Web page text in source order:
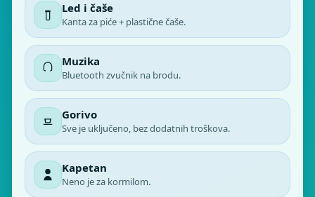
Led i čaše
Kanta za piće + plastične čaše.
Muzika
Bluetooth zvučnik na brodu.
Gorivo
Sve je uključeno, bez dodatnih troškova.
Kapetan
Neno je za kormilom.